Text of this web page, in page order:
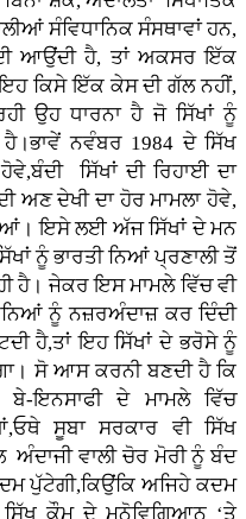
ਸੰਵਿਧਾਨਿਕ ਸੰਸਥਾਵਾਂ ਹਨ,
ਆਉਂਦੀ ਹੈ, ਤਾਂ ਅਕਸਰ ਇੱਕ
ਕਿਸੇ ਇੱਕ ਕੇਸ ਦੀ ਗੱਲ ਨਹੀਂ,
ਉਹ ਧਾਰਨਾ ਹੈ ਜੋ ਸਿੱਖਾਂ ਨੂੰ
ਹੈ।ਭਾਵੇਂ ਨਵੰਬਰ 1984 ਦੇ ਸਿੱਖ
ਸਿੱਖਾਂ ਦੀ ਰਿਹਾਈ ਦਾ
ਅਣ ਦੇਖੀ ਦਾ ਹੋਰ ਮਾਮਲਾ ਹੋਵੇ,
ਇਸੇ ਲਈ ਅੱਜ ਸਿੱਖਾਂ ਦੇ ਮਨ
ਨੂੰ ਭਾਰਤੀ ਨਿਆਂ ਪ੍ਰਣਾਲੀ ਤੋਂ
ਹੈ। ਜੇਕਰ ਇਸ ਮਾਮਲੇ ਵਿੱਚ ਵੀ
ਨੂੰ ਨਜ਼ਰਅੰਦਾਜ਼ ਕਰ ਦਿੰਦੀ
ਹੈ,ਤਾਂ ਇਹ ਸਿੱਖਾਂ ਦੇ ਭਰੋਸੇ ਨੂੰ
ਸੋ ਆਸ ਕਰਨੀ ਬਣਦੀ ਹੈ ਕਿ
ਬੇ-ਇਨਸਾਫੀ ਦੇ ਮਾਮਲੇ ਵਿੱਚ
ਸੂਬਾ ਸਰਕਾਰ ਵੀ ਸਿੱਖ
ਵਾਲੀ ਚੋਰ ਮੋਰੀ ਨੂੰ ਬੰਦ
ਪੁੱਟੇਗੀ,ਕਿਉਂਕਿ ਅਜਿਹੇ ਕਦਮ
ਸਿੱਖ ਕੌਮ ਦੇ ਮਨੋਵਿਗਿਆਨ ‘ਤੇ